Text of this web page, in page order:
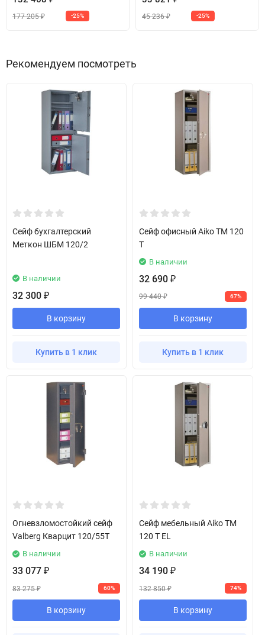
177 205₽ -25% 45 236₽ -25%
Рекомендуем посмотреть
Сейф бухгалтерский
Меткон ШБМ 120/2
В наличии
32 300 ₽
В корзину
Купить в 1 клик
Сейф офисный Aiko TM 120
T
В наличии
32 690 ₽
99 440₽ 67%
В корзину
Купить в 1 клик
Огневзломостойкий сейф
Valberg Кварцит 120/55T
В наличии
33 077 ₽
83 275₽ 60%
В корзину
Сейф мебельный Aiko TM
120 T EL
В наличии
34 190 ₽
132 850₽ 74%
В корзину